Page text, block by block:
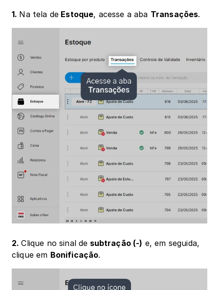
1. Na tela de Estoque, acesse a aba Transações.
2. Clique no sinal de subtração (-) e, em seguida,
clique em Bonificação.